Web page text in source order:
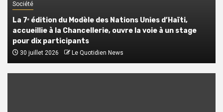
Société
La 7ᵉ édition du Modèle des Nations Unies d’Haïti,
accueillie à la Chancellerie, ouvre la voie à un stage
pour dix participants
30 juillet 2026 Le Quotidien News